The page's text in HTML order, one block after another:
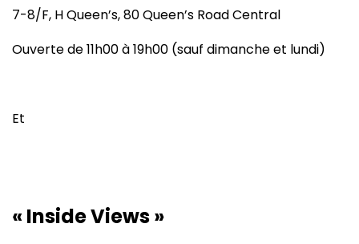
7-8/F, H Queen’s, 80 Queen’s Road Central
Ouverte de 11h00 à 19h00 (sauf dimanche et lundi)
Et
« Inside Views »